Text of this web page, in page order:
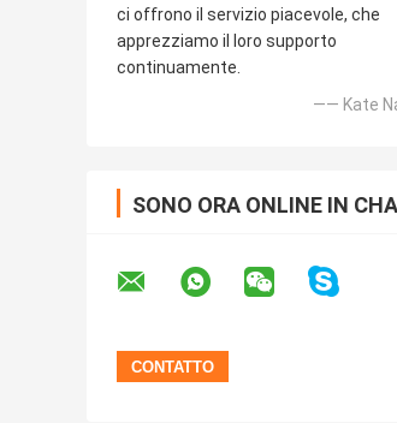
ci offrono il servizio piacevole, che
apprezziamo il loro supporto
continuamente.
—— Kate
SONO ORA ONLINE IN